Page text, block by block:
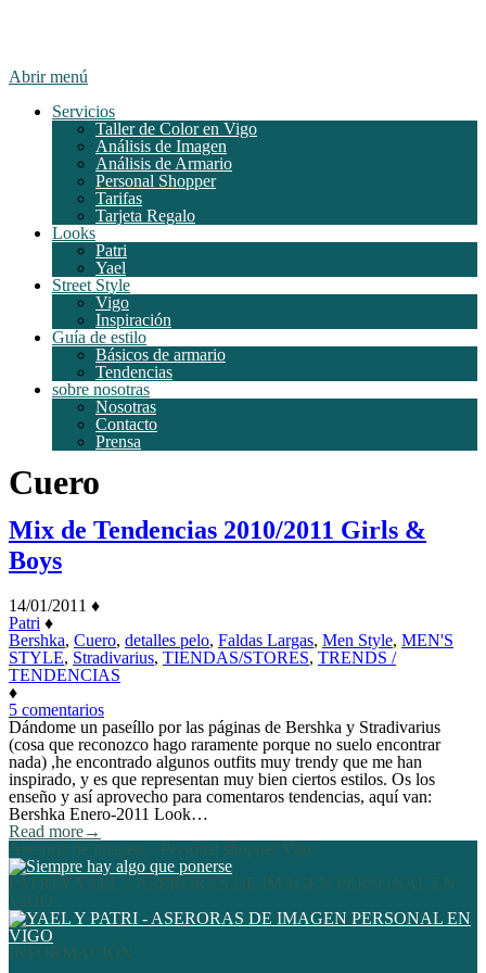
Abrir menú
Servicios
Taller de Color en Vigo
Análisis de Imagen
Análisis de Armario
Personal Shopper
Tarifas
Tarjeta Regalo
Looks
Patri
Yael
Street Style
Vigo
Inspiración
Guía de estilo
Básicos de armario
Tendencias
sobre nosotras
Nosotras
Contacto
Prensa
Cuero
Mix de Tendencias 2010/2011 Girls &
Boys
14/01/2011 ♦
Patri ♦
Bershka, Cuero, detalles pelo, Faldas Largas, Men Style, MEN'S
STYLE, Stradivarius, TIENDAS/STORES, TRENDS /
TENDENCIAS
♦
5 comentariosen
Mix
de
Tendencias
2010/2011
Girls
&
Dándome un paseíllo por las páginas de Bershka y Stradivarius
(cosa que reconozco hago raramente porque no suelo encontrar
nada) ,he encontrado algunos outfits muy trendy que me han
inspirado, y es que representan muy bien ciertos estilos. Os los
enseño y así aprovecho para comentaros tendencias, aquí van:
Bershka Enero-2011 Look…
Read more→
Asesoría de imagen – Personal shopper Vigo
PATRI Y YAEL – ASERORAS DE IMAGEN PERSONAL EN
VIGO
INFORMACIÓN